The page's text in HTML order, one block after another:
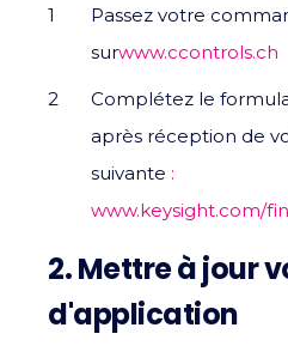
Passez votre
surwww.ccontrols.ch
Complétez le
après réception de
suivante :
www.keysight.com/
2. Mettre à jour
d'application